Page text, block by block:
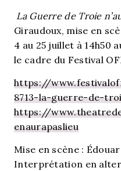
La Guerre de Troie
Giraudoux, mise en
4 au 25 juillet à 14h50
le cadre du Festival
https://
8713-la-guerre-de-
https://
enaurapaslieu
Mise en scène :
Interprétation en